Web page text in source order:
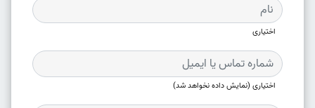
اختیاری
اختیاری (نمایش داده نخواهد شد)